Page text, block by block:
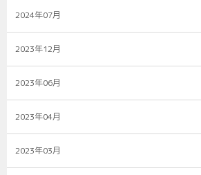
2024年07月
2023年12月
2023年06月
2023年04月
2023年03月